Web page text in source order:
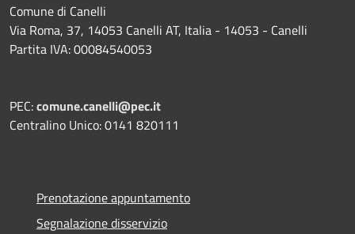
Comune di Canelli
Via Roma, 37, 14053 Canelli AT, Italia - 14053 - Canelli
Partita IVA: 00084540053
PEC:comune.canelli@pec.it
Centralino Unico: 0141 820111
Prenotazione appuntamento
Segnalazione disservizio